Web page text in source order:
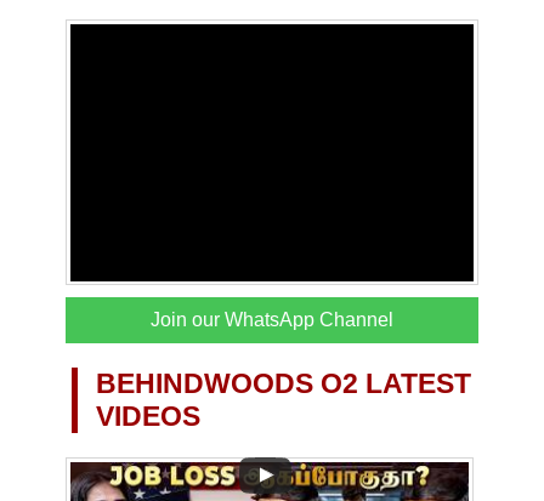
Join our WhatsApp Channel
BEHINDWOODS O2 LATEST
VIDEOS